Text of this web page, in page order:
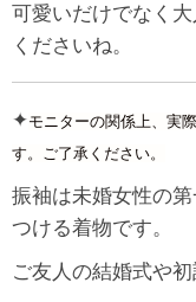
可愛いだけでなく
くださいね。
✦モニターの関係上、実
す。ご了承ください。
振袖は未婚女性の
つける着物です。
ご友人の結婚式や